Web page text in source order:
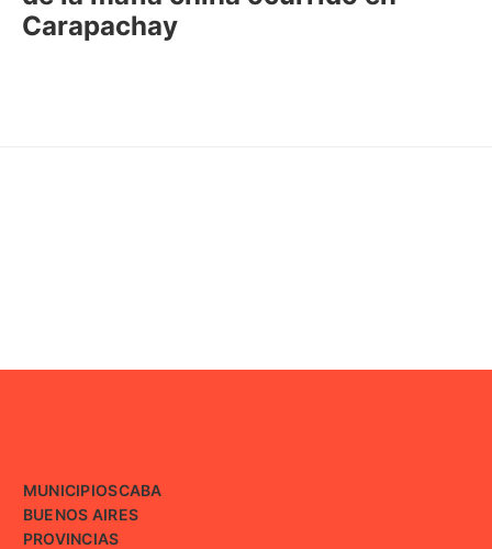
Carapachay
MUNICIPIOSCABA
BUENOS AIRES
PROVINCIAS